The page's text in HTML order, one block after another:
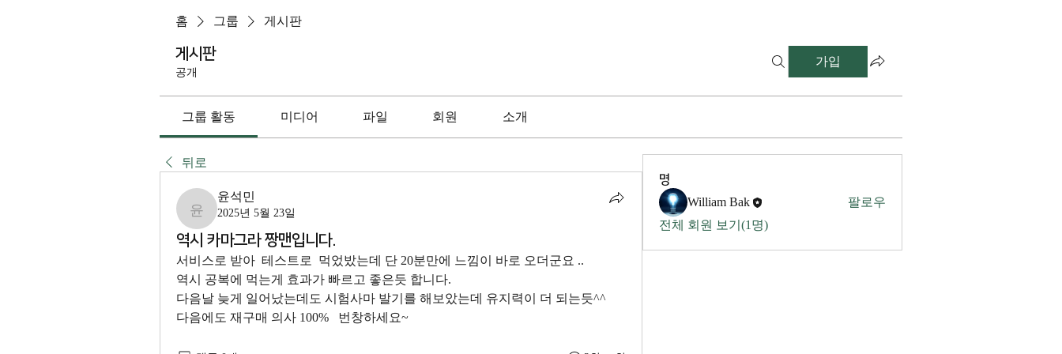
홈 그룹 게시판
게시판
공개
가입
그룹 활동 미디어 파일 회원 소개
뒤로
윤석민
윤석민
2025년 5월 23일
역시 카마그라 짱맨입니다.
서비스로 받아  테스트로  먹었밨는데 단 20분만에 느낌이 바로 오더군요 ..
역시 공복에 먹는게 효과가 빠르고 좋은듯 합니다.
다음날 늦게 일어났는데도 시험사마 발기를 해보았는데 유지력이 더 되는듯^^
다음에도 재구매 의사 100%   번창하세요~
명
William Bak
팔로우
전체 회원 보기(1명)